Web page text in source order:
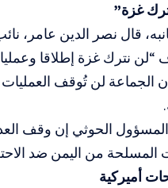
غزة”
قال نصر الدين عامر،
“لن نترك غزة إطلاقا
الجماعة لن تُوقف
الحوثي إن وقف
المسلحة من اليمن ضد
أميركية